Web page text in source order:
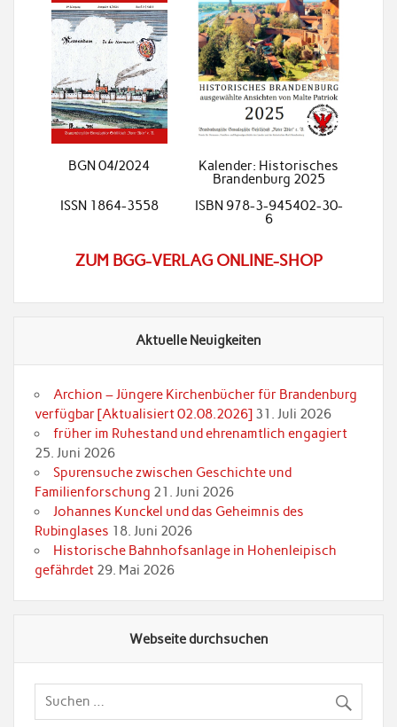
BGN 04/2024
Kalender: Historisches
Brandenburg 2025
ISSN 1864-3558
ISBN 978-3-945402-30-
6
ZUM BGG-VERLAG ONLINE-SHOP
Aktuelle Neuigkeiten
Archion – Jüngere Kirchenbücher für Brandenburg
verfügbar [Aktualisiert 02.08.2026] 31. Juli 2026
früher im Ruhestand und ehrenamtlich engagiert
25. Juni 2026
Spurensuche zwischen Geschichte und
Familienforschung 21. Juni 2026
Johannes Kunckel und das Geheimnis des
Rubinglases 18. Juni 2026
Historische Bahnhofsanlage in Hohenleipisch
gefährdet 29. Mai 2026
Webseite durchsuchen